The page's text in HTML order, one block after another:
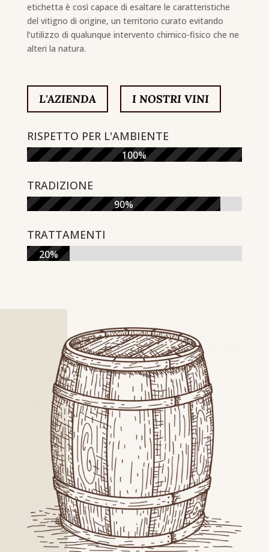
etichetta è così capace di esaltare le caratteristiche
del vitigno di origine, un territorio curato evitando
l’utilizzo di qualunque intervento chimico-fisico che ne
alteri la natura.
L'AZIENDA I NOSTRI VINI
RISPETTO PER L'AMBIENTE
100%
TRADIZIONE
90%
TRATTAMENTI
20%